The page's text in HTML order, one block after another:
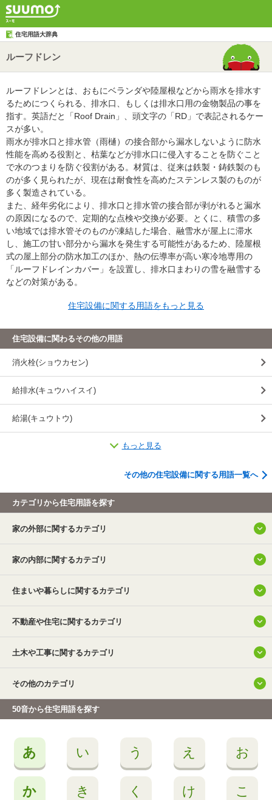
住宅用語大辞典
ルーフドレン
ルーフドレンとは、おもにベランダや陸屋根などから雨水を排水す
るためにつくられる、排水口、もしくは排水口用の金物製品の事を
指す。英語だと「Roof Drain」、頭文字の「RD」で表記されるケー
スが多い。
雨水が排水口と排水管（雨樋）の接合部から漏水しないように防水
性能を高める役割と、枯葉などが排水口に侵入することを防ぐこと
で水のつまりを防ぐ役割がある。材質は、従来は鉄製・鋳鉄製のも
のが多く見られたが、現在は耐食性を高めたステンレス製のものが
多く製造されている。
また、経年劣化により、排水口と排水管の接合部が剥がれると漏水
の原因になるので、定期的な点検や交換が必要。とくに、積雪の多
い地域では排水管そのものが凍結した場合、融雪水が屋上に滞水
し、施工の甘い部分から漏水を発生する可能性があるため、陸屋根
式の屋上部分の防水加工のほか、熱の伝導率が高い寒冷地専用の
「ルーフドレインカバー」を設置し、排水口まわりの雪を融雪する
などの対策がある。
住宅設備に関する用語をもっと見る
住宅設備に関わるその他の用語
消火栓(ショウカセン)
給排水(キュウハイスイ)
給湯(キュウトウ)
雨どい(アマドイ)
チムニー
ストレーナー
CATV(ケーブルテレビ)
もっと見る
その他の住宅設備に関する用語一覧へ
カテゴリから住宅用語を探す
家の外部に関するカテゴリ
家の内部に関するカテゴリ
住まいや暮らしに関するカテゴリ
不動産や住宅に関するカテゴリ
土木や工事に関するカテゴリ
その他のカテゴリ
50音から住宅用語を探す
あ い う え お
か き く け こ